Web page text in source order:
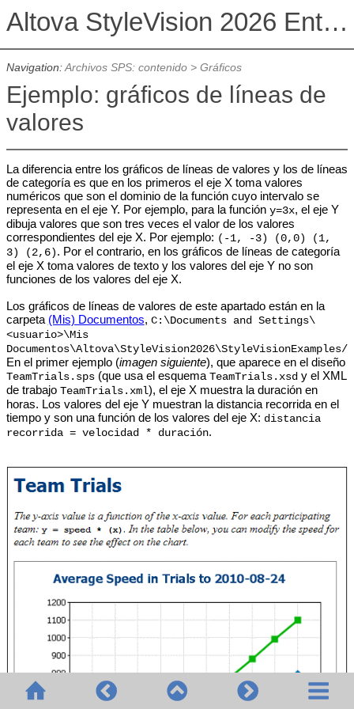
Altova StyleVision 2026 Enterprise Edition
Navigation:Archivos SPS: contenido> Gráficos
Ejemplo: gráficos de líneas de
valores
La diferencia entre los gráficos de líneas de valores y los de líneas
de categoría es que en los primeros el eje X toma valores
numéricos que son el dominio de la función cuyo intervalo se
representa en el eje Y. Por ejemplo, para la función y=3x, el eje Y
dibuja valores que son tres veces el valor de los valores
correspondientes del eje X. Por ejemplo: (-1, -3) (0,0) (1,
3) (2,6) . Por el contrario, en los gráficos de líneas de categoría
el eje X toma valores de texto y los valores del eje Y no son
funciones de los valores del eje X.
Los gráficos de líneas de valores de este apartado están en la
carpeta (Mis) Documentos, C:\Documents and Settings\
<usuario>\Mis
En el primer ejemplo (imagen siguiente), que aparece en el diseño
TeamTrials.sps(que usa el esquema TeamTrials.xsdy el XML
de trabajo TeamTrials.xml), el eje X muestra la duración en
horas. Los valores del eje Y muestran la distancia recorrida en el
tiempo y son una función de los valores del eje X: distancia
recorrida = velocidad * duración.